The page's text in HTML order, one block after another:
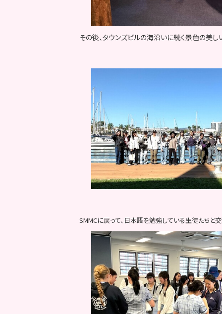
その後、タウンズビルの海沿いに続く景色の美し
SMMCに戻って、日本語を勉強している生徒たちと交